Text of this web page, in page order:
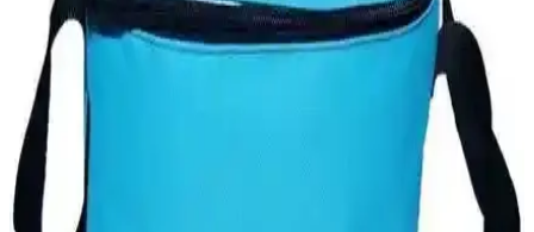
Suyu Sıcak Tutan Termoslar: Günümüz Pratik
Kullanım ve Özellikleri
Günümüzde sıcak içecekleri uzun süre muhafaza eden termoslar,
dayanıklı malzemeleri ve gelişmiş izolasyon teknolojileriyle hareket
halinde olanlar ve dış mekan aktiviteleri için idealdir.
Termal Çanta Karşılaştırması: Cadde Outlet 40
Litre ve Dys Case Yemek Çantası